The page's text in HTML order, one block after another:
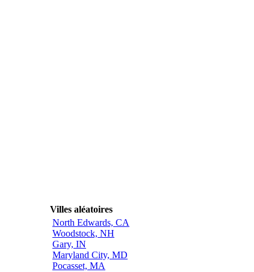
Villes aléatoires
North Edwards, CA
Woodstock, NH
Gary, IN
Maryland City, MD
Pocasset, MA